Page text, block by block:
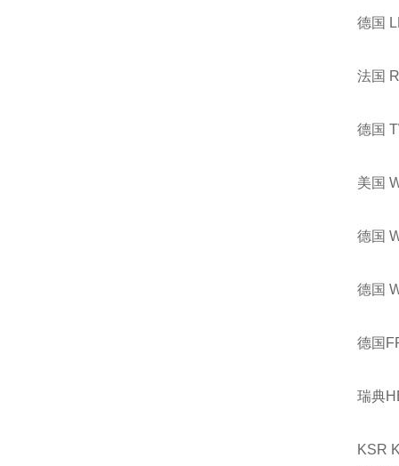
德国
法国
德国
美国
德国
德国
德国
瑞典
KSR